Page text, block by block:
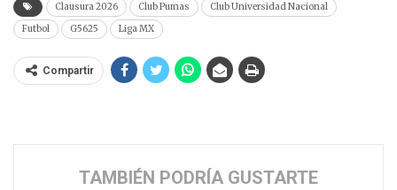
Clausura 2026 Club Pumas
Club Universidad Nacional
Futbol
G5625 Liga MX
Compartir
TAMBIÉN PODRÍA GUSTARTE